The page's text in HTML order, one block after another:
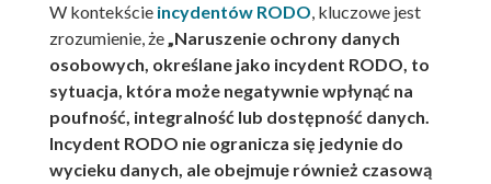
W kontekście incydentów RODO, kluczowe jest
zrozumienie, że„Naruszenie ochrony danych
osobowych, określane jako incydent RODO, to
sytuacja, która może negatywnie wpłynąć na
poufność, integralność lub dostępność danych.
Incydent RODO nie ogranicza się jedynie do
wycieku danych, ale obejmuje również czasową